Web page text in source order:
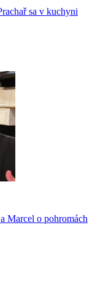
sa v kuchyni
Marcel o pohromách